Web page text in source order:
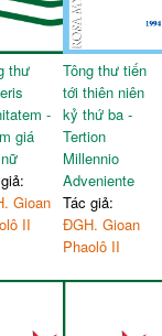
thư
-
giá
Gioan
II
Tông thư tiến
tới thiên niên
kỷ thứ ba -
Tertion
Millennio
Adveniente
Tác giả:
ĐGH. Gioan
Phaolô II